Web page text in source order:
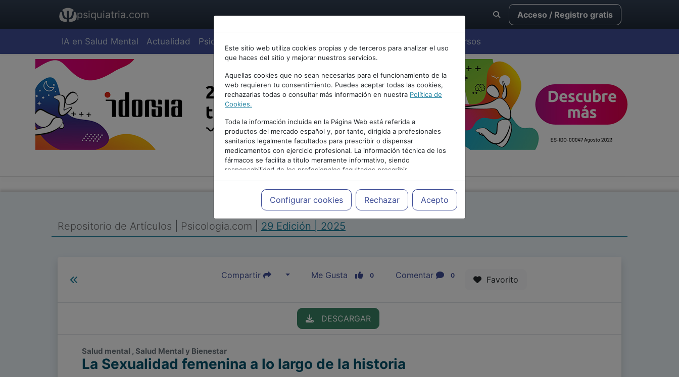
psiquiatria.com Acceso / Registro gratis
IA en Salud Mental Actualidad Psiquiatría Cursos
Este sitio web utiliza cookies propias y de terceros para analizar el uso
que haces del sitio y mejorar nuestros servicios.
Aquellas cookies que no sean necesarias para el funcionamiento de la
web requieren tu consentimiento. Puedes aceptar todas las cookies,
rechazarlas todas o consultar más información en nuestra Política de
Cookies.
Toda la información incluida en la Página Web está referida a
productos del mercado español y, por tanto, dirigida a profesionales
sanitarios legalmente facultados para prescribir o dispensar
medicamentos con ejercicio profesional. La información técnica de los
fármacos se facilita a título meramente informativo, siendo
responsabilidad de los profesionales facultados prescribir
medicamentos y decidir, en cada caso concreto, el tratamiento más
adecuado a las necesidades del paciente.
Configurar cookies Rechazar Acepto
PUBLICIDAD
Repositorio de Artículos Psicologia.com 29 Edición | 2025
Compartir Me Gusta 0 Comentar 0 Favorito
DESCARGAR
Salud mental , Salud Mental y Bienestar
La Sexualidad femenina a lo largo de la historia